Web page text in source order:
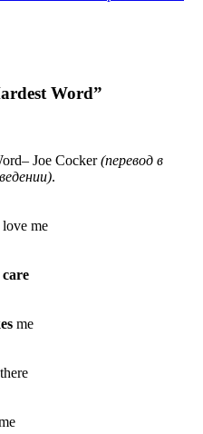
Word”
– Joe Cocker(перевод в
.
me
care
me